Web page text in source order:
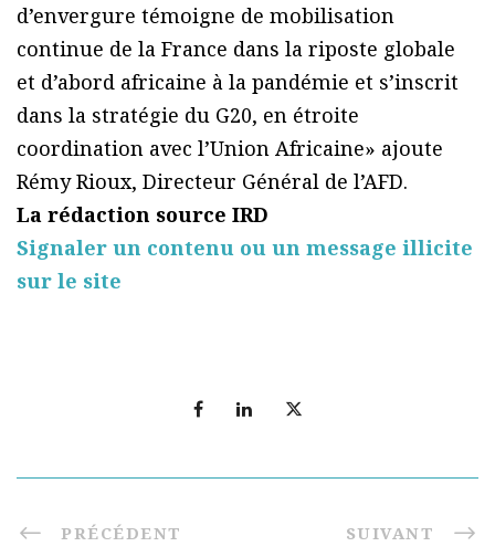
d’envergure témoigne de mobilisation
continue de la France dans la riposte globale
et d’abord africaine à la pandémie et s’inscrit
dans la stratégie du G20, en étroite
coordination avec l’Union Africaine» ajoute
Rémy Rioux, Directeur Général de l’AFD.
La rédaction source IRD
Signaler un contenu ou un message illicite
sur le site
PRÉCÉDENT SUIVANT